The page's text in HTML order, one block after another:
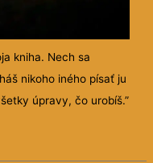
kniha. Nech sa
nikoho iného písať ju
úpravy, čo urobíš.”